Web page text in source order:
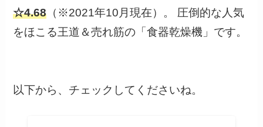
☆4.68 （※2021年10月現在）。 圧倒的な人気
をほこる王道＆売れ筋の「食器乾燥機」です。
以下から、チェックしてくださいね。